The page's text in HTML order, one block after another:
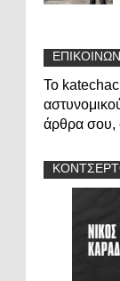
Το
άρθρα σου,